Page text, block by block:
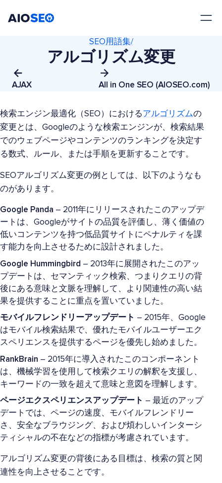
AJAX
SEO用語集/
アルゴリズム変更
All in One SEO (AIOSEO.com)
検索エンジン最適化（SEO）におけるアルゴリズムの
変更とは、Googleのような検索エンジンが、検索結果
でのウェブページやコンテンツのランキングを決定す
る数式、ルール、または手順を更新することです。
SEOアルゴリズム変更の例としては、以下のようなも
のがあります。
Google Panda – 2011年にリリースされたこのアップデ
ートは、Googleがサイトの品質を評価し、薄く価値の
低いコンテンツを持つ低品質サイトにペナルティを課
す能力を向上させるために設計されました。
Google Hummingbird – 2013年に展開されたこのアッ
プデートは、セマンティック検索、つまりクエリの背
後にある意味と文脈を理解して、より関連性の高い結
果を提供することに重点を置いていました。
モバイルフレンドリーアップデート – 2015年、Google
はモバイル検索結果で、優れたモバイルユーザーエク
スペリエンスを提供するページを優先し始めました。
RankBrain – 2015年に導入されたこのコンポーネント
は、機械学習を使用して検索クエリの解釈を支援し、
キーワードの一致を超えて意味と意図を理解します。
ページエクスペリエンスアップデート – 最近のアップ
デートでは、ページの速度、モバイルフレンドリー
さ、安全なブラウジング、および煩わしいインターシ
ティシャルの不在などの指標が考慮されています。
アルゴリズム変更の背後にある目標は、検索の質と関
連性を向上させることです。